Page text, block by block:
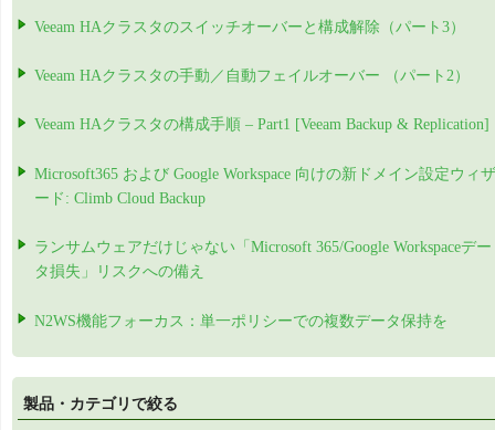
Veeam HAクラスタのスイッチオーバーと構成解除（パート3）
Veeam HAクラスタの手動／自動フェイルオーバー （パート2）
Veeam HAクラスタの構成手順 – Part1 [Veeam Backup & Replication]
Microsoft365 および Google Workspace 向けの新ドメイン設定ウィザ
ード: Climb Cloud Backup
ランサムウェアだけじゃない「Microsoft 365/Google Workspaceデー
タ損失」リスクへの備え
N2WS機能フォーカス：単一ポリシーでの複数データ保持を
製品・カテゴリで絞る